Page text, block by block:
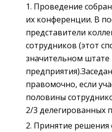
Проведение
их конференции. В
представители
сотрудников (этот
значительном штате
правомочно, если
половины
2/3 делегированных
Принятие решения